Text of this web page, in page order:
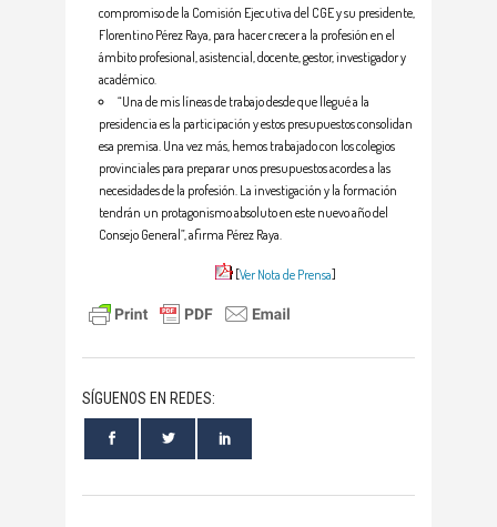
compromiso de la Comisión Ejecutiva del CGE y su presidente,
Florentino Pérez Raya, para hacer crecer a la profesión en el
ámbito profesional, asistencial, docente, gestor, investigador y
académico.
“Una de mis líneas de trabajo desde que llegué a la
presidencia es la participación y estos presupuestos consolidan
esa premisa. Una vez más, hemos trabajado con los colegios
provinciales para preparar unos presupuestos acordes a las
necesidades de la profesión. La investigación y la formación
tendrán un protagonismo absoluto en este nuevo año del
Consejo General”, afirma Pérez Raya.
[Ver Nota de Prensa]
SÍGUENOS EN REDES: